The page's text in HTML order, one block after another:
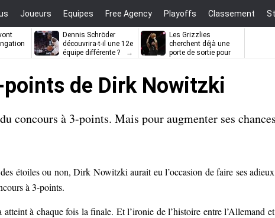
Joueurs Equipes Free Agency Playoffs Classement
Dennis Schröder
découvrira-t-il une 12e
équipe différente ?
Les Grizzlies
cherchent déjà une
porte de sortie pour
de Dirk Nowitzki
à 3-points. Mais pour augmenter ses
étoiles ou non, Dirk Nowitzki aurait eu l’occasion de faire ses adieux
à 3-points.
à chaque fois la finale. Et l’ironie de l’histoire entre l’Allemand et